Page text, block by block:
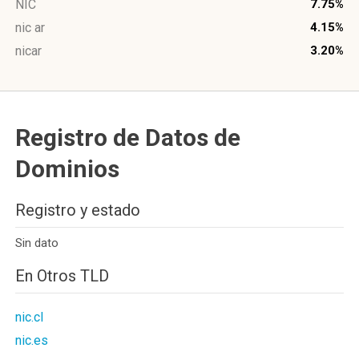
NIC 7.75%
nic ar 4.15%
nicar 3.20%
Registro de Datos de
Dominios
Registro y estado
Sin dato
En Otros TLD
nic.cl
nic.es